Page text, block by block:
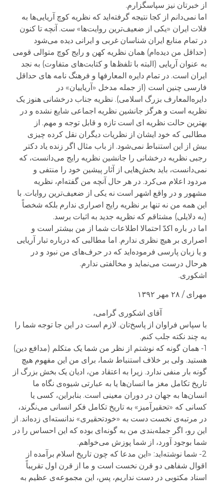
از خبرتان نیز سپاسگزارم.
اما نمی‌دانم از کجا نتیجه گرفته‌اید که نظریه کوچ آریایی‌ها به
فلات ایران «یکی از ضعیف‌ترین روایت‌ها» ست. آنچه تا کنون
در تمام منابع ایران شناسان غربی و ایرانی دیده می‌شود
(حداقل من دیده‌ام) همان نظریه کهن و رایج کوچ متوالی قومی
به عنوان آریایی (البته با تلفظ‌ها و کتابت‌های متفاوت) به نجد
ایران است. در تمام دایره المعارفها و فرهنگ نامه های حداقل
فارسی چنین است (از جمله مدخل «آریاییان» در
دایره‌المعارف بزرگ اسلامی). نظریه جناب درخشانی هنوز یک
نظریه است و هرگز جانشین نظریه اجماعی شایع نشده و در
بهترین حالت نظریه ای است تازه و قابل توجه و مهم. از
مطالبی که خود ایشان از نظریات دیگران نقل کرده چیزی
بیش از این استنباط نمی‌شود. از باب مثال اگر زنده یاد دکتر
رجبی نظریه درخشانی را جانشین نظریه رایج می‌دانست، که
نمی‌دانست، باید بخش‌هایی از آثار پیشین خود را منتفی و
مردود اعلام می‌کرد. در هر حال آنچه من گفته‌ام، نظریه
مشهور و در واقع اشهر است نه یکی از ضعیف‌ترین روایات. با
این همه من نه تنها بر نظریه رایج اصراری ندارم بلکه شخصاً
(به دلایلی) مشتاقم که نظریه جدید به اثبات برسد.
اما در باره اکدّ احتمالا اطلاعات شما از من بیشتر است و
اصراری بر هیچ نظری ندارم. اما مطالبی که درباره تبار آریایی
و یا زبان پارسی فرموده‌اید که در حرف‌های من نبود و در
هرحال درست می‌نماید و مخالفتی ندارم.
اشکوری.
مهرای / ۲۸ مهر ۱۳۹۲
آقای اشکوری گرامی،
با سپاس فراوان از پاسخ‌تان. لازم است در این جا توجه شما را
به چند نکته جلب کنم.
1- همان گونه که نوشتم از نظر من شما یک متکلم (مدافع دین)
هستید. ولی بر خلاف استنباط شما، برای من این مفهوم هیچ
گونه بار منفی ندارد. زیرا به اعتقاد من، ادیان یک بخش بزرگ از
تاریخ تکامل مغز ما انسان‌ها یا به عبارتی شیوه‌ی نگاه ما
انسان‌ها به جهان در دوران معینی است. بنابراین، کسی یا
کسانی که «تحقیرآمیز» به تاریخ تکامل فکر انسانی می‌نگرند،
در مرتبه‌ی نخست دست به «خودتحقیری» ندانسته‌ای زده‌اند. از
این رو، اگر جمله‌بندی من به گونه‌ای بوده که این احساس را در
شما بوجود آورد، از شما پوزش می‌خواهم.
2- شما نوشته‌اید: «این مدعا که چون تاریخ اسلام برآمده از
اقوال شفاهی دو قرن نخست است و ما از قرن اول تقریباً
اسناد مکتوبی در دست نداریم، پس، این مجموعه‌ی عظیم به